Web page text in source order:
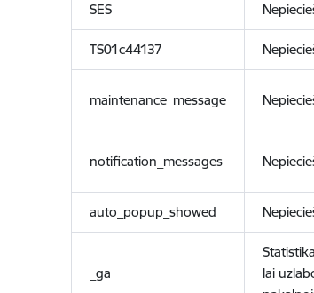
SES
TS01c44137
maintenance_message
notification_messages
auto_popup_showed
_ga
lai